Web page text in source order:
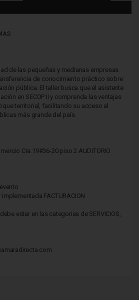
de las pequeñas y medianas empresas
de conocimiento práctico sobre
pública. El taller busca que el asistente
en SECOP II y comprenda las ventajas
territorial, facilitando su acceso al
más grande del país.
Cra.19#36-20 piso 2 AUDITORIO
FACTURACION
estar en las categorias de SERVICIOS,